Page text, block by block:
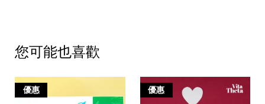
您可能也喜歡
優惠 優惠